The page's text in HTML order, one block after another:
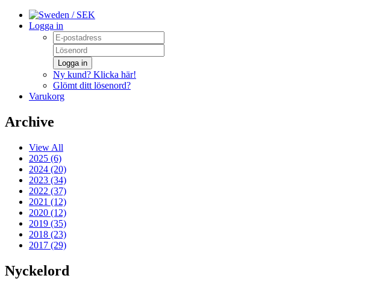
/ SEK
Logga in
Logga in
Ny kund? Klicka här!
Glömt ditt lösenord?
Varukorg
Archive
View All
2025 (6)
2024 (20)
2023 (34)
2022 (37)
2021 (12)
2020 (12)
2019 (35)
2018 (23)
2017 (29)
Nyckelord